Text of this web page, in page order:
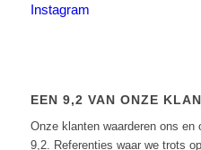
Instagram
EEN 9,2 VAN ONZE
Onze klanten waarderen ons
9,2. Referenties waar we trots